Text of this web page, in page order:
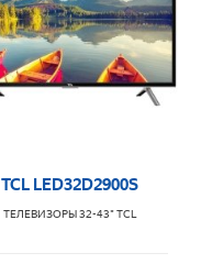
TCL LED32D2900S
ТЕЛЕВИЗОРЫ 32-43" TCL